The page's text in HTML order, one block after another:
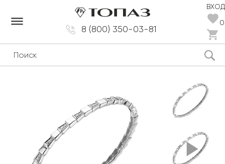
8 (800) 350-03-81
ВХОД
0
dehaze